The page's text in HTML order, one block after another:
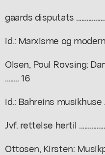
gaards disputats
id.: Marxisme og
Olsen, Poul Rovsing:
........ 16
id.: Bahreins musikhuse
Jvf. rettelse hertil
Ottosen, Kirsten: